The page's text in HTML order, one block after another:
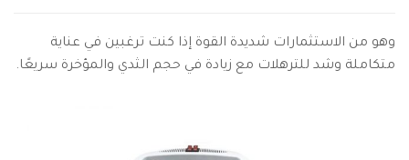
وهو من الاستثمارات شديدة القوة إذا كنت ترغبين في عناية
متكاملة وشد للترهلات مع زيادة في حجم الثدي والمؤخرة سريعًا.